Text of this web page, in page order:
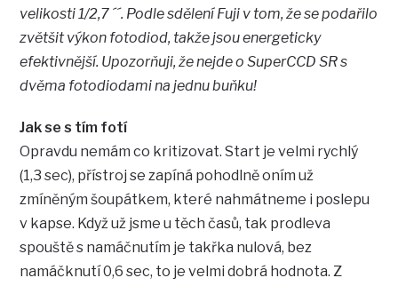
velikosti 1/2,7 ´´. Podle sdělení Fuji v tom, že se podařilo
zvětšit výkon fotodiod, takže jsou energeticky
efektivnější. Upozorňuji, že nejde o SuperCCD SR s
dvěma fotodiodami na jednu buňku!
Jak se s tím fotí
Opravdu nemám co kritizovat. Start je velmi rychlý
(1,3 sec), přístroj se zapíná pohodlně oním už
zmíněným šoupátkem, které nahmátneme i poslepu
v kapse. Když už jsme u těch časů, tak prodleva
spouště s namáčnutím je takřka nulová, bez
namáčknutí 0,6 sec, to je velmi dobrá hodnota. Z